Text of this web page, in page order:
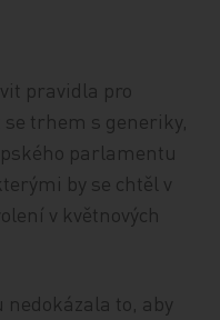
pravidla pro
trhem s generiky,
parlamentu
by se chtěl v
v květnových
nedokázala to, aby